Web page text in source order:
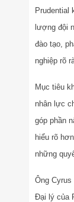
Prudential
lượng đội
đào tạo,
nghiệp rõ
Mục tiêu
nhân lực
góp phần
hiểu rõ
những
Ông Cyrus
Đại lý của